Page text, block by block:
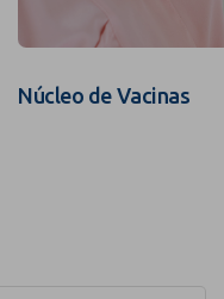
Núcleo de Vacinas